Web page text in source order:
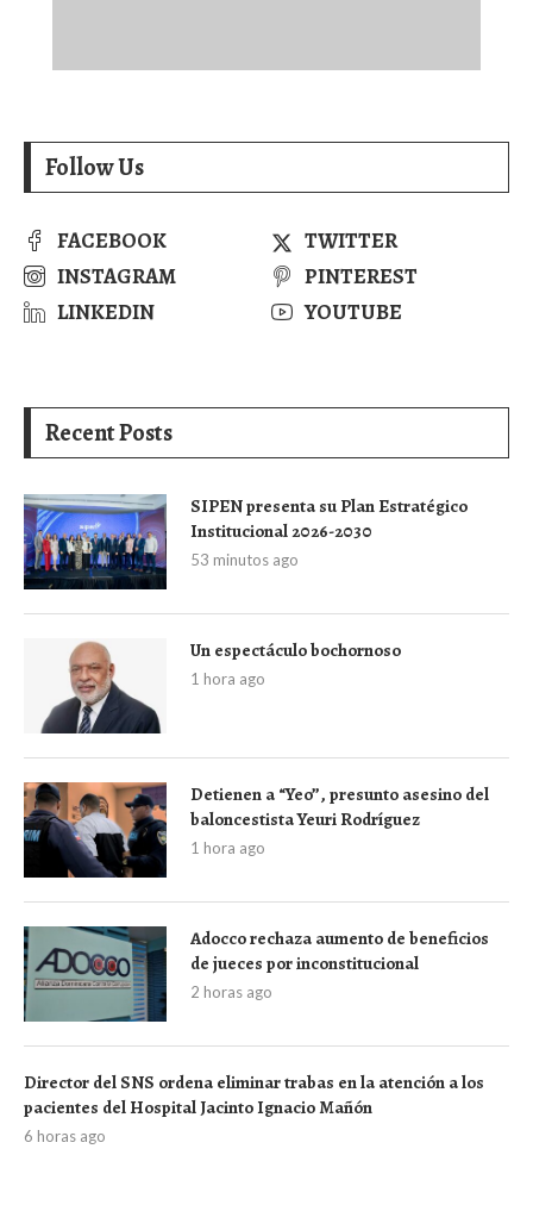
Follow Us
FACEBOOK
TWITTER
INSTAGRAM
PINTEREST
LINKEDIN
YOUTUBE
Recent Posts
SIPEN presenta su Plan Estratégico
Institucional 2026-2030
53 minutos ago
Un espectáculo bochornoso
1 hora ago
Detienen a “Yeo”, presunto asesino del
baloncestista Yeuri Rodríguez
1 hora ago
Adocco rechaza aumento de beneficios
de jueces por inconstitucional
2 horas ago
Director del SNS ordena eliminar trabas en la atención a los
pacientes del Hospital Jacinto Ignacio Mañón
6 horas ago